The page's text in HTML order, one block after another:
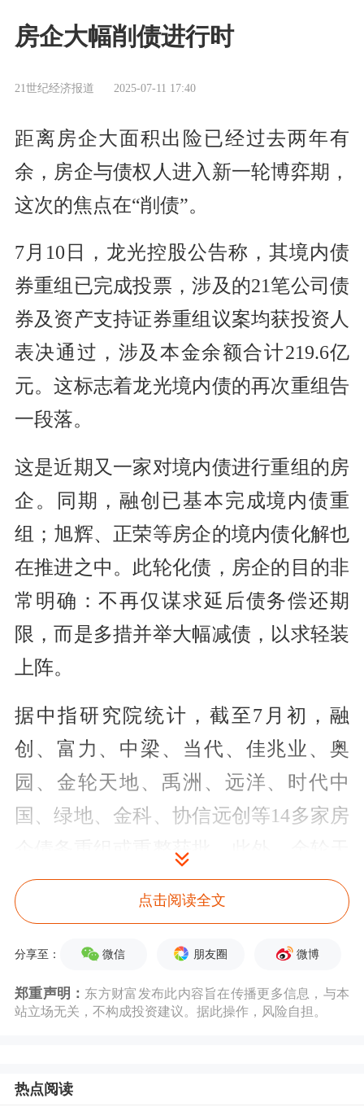
房企大幅削债进行时
21世纪经济报道 2025-07-11 17:40
距离房企大面积出险已经过去两年有
余，房企与债权人进入新一轮博弈期，
这次的焦点在“削债”。
7月10日，龙光控股公告称，其境内债
券重组已完成投票，涉及的21笔公司债
券及资产支持证券重组议案均获投资人
表决通过，涉及本金余额合计219.6亿
元。这标志着龙光境内债的再次重组告
一段落。
这是近期又一家对境内债进行重组的房
企。同期，融创已基本完成境内债重
组；旭辉、正荣等房企的境内债化解也
在推进之中。此轮化债，房企的目的非
常明确：不再仅谋求延后债务偿还期
限，而是多措并举大幅减债，以求轻装
上阵。
据中指研究院统计，截至7月初，融
创、富力、中梁、当代、佳兆业、奥
园、金轮天地、禹洲、远洋、时代中
国、绿地、金科、协信远创等14多家房
企债务重组或重整获批。此外，金轮天
地、融创等房企境外债重组已基本获债
权人通过，将进行聆讯。
从房企化债的工具选择上，其方案涵盖
了资产抵债、现金回购、债转股及留债
50%。这对债权人而言，的确谈不上是
点击阅读全文
分享至： 微信 朋友圈 微博
郑重声明： 东方财富发布此内容旨在传播更多信息，与本
站立场无关，不构成投资建议。据此操作，风险自担。
热点阅读